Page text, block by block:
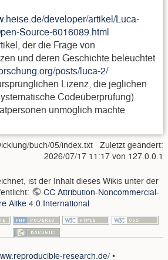
developer/artikel/Luca-
Source-6016089.html
der die Frage von
und deren Geschichte beleuchtet
posts/luca-2/
Lizenz, die jeglichen
Codeüberprüfung)
unmöglich machte
buch/05/index.txt · Zuletzt geändert:
2026/07/17 11:17 von 127.0.0.1
ist der Inhalt dieses Wikis unter der
CC Attribution-Noncommercial-
Alike 4.0 International
research.de/ •